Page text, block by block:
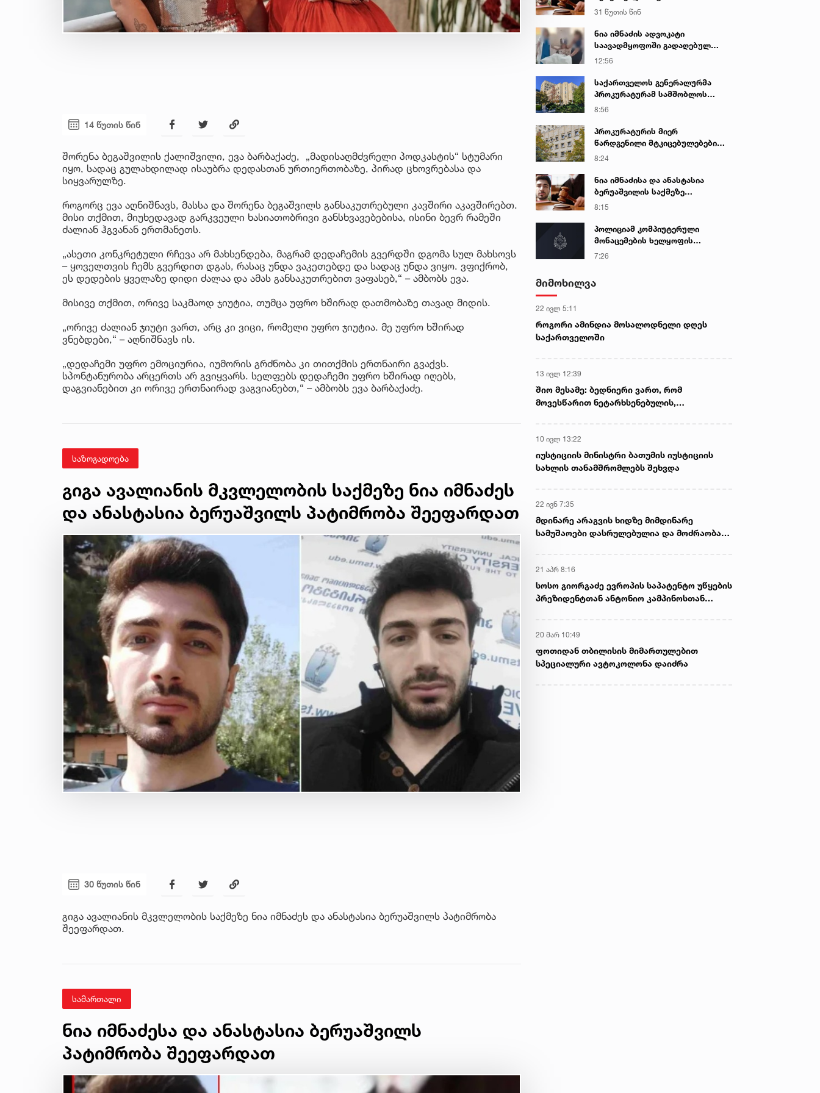
14 წუთის წინ
შორენა ბეგაშვილის ქალიშვილი, ევა ბარბაქაძე, „მადისაღმძვრელი პოდკასტის“ სტუმარი
იყო, სადაც გულახდილად ისაუბრა დედასთან ურთიერთობაზე, პირად ცხოვრებასა და
სიყვარულზე.
როგორც ევა აღნიშნავს, მასსა და შორენა ბეგაშვილს განსაკუთრებული კავშირი აკავშირებთ.
მისი თქმით, მიუხედავად გარკვეული ხასიათობრივი განსხვავებებისა, ისინი ბევრ რამეში
ძალიან ჰგვანან ერთმანეთს.
„ასეთი კონკრეტული რჩევა არ მახსენდება, მაგრამ დედაჩემის გვერდში დგომა სულ მახსოვს
– ყოველთვის ჩემს გვერდით დგას, რასაც უნდა ვაკეთებდე და სადაც უნდა ვიყო. ვფიქრობ,
ეს დედების ყველაზე დიდი ძალაა და ამას განსაკუთრებით ვაფასებ,“ – ამბობს ევა.
მისივე თქმით, ორივე საკმაოდ ჯიუტია, თუმცა უფრო ხშირად დათმობაზე თავად მიდის.
„ორივე ძალიან ჯიუტი ვართ, არც კი ვიცი, რომელი უფრო ჯიუტია. მე უფრო ხშირად
ვნებდები,“ – აღნიშნავს ის.
„დედაჩემი უფრო ემოციურია, იუმორის გრძნობა კი თითქმის ერთნაირი გვაქვს.
სპონტანურობა არცერთს არ გვიყვარს. სელფებს დედაჩემი უფრო ხშირად იღებს,
დაგვიანებით კი ორივე ერთნაირად ვაგვიანებთ,“ – ამბობს ევა ბარბაქაძე.
საზოგადოება
გიგა ავალიანის მკვლელობის საქმეზე ნია იმნაძეს
და ანასტასია ბერუაშვილს პატიმრობა შეეფარდათ
30 წუთის წინ
გიგა ავალიანის მკვლელობის საქმეზე ნია იმნაძეს და ანასტასია ბერუაშვილს პატიმრობა
შეეფარდათ.
სამართალი
ნია იმნაძესა და ანასტასია ბერუაშვილს
პატიმრობა შეეფარდათ
შეეფარდათ
31 წუთის წინ
ნია იმნაძის ადვოკატი
საავადმყოფოში გადაღებულ
კადრებს ავრცელებს
12:56
საქართველოს გენერალურმა
პროკურატურამ სამშობლოს
ღალატის და საბოტაჟის ფაქტზე
8:56
პროკურატურის მიერ
წარდგენილი მტკიცებულებების
საფუძველზე ნარკოტიკული
შენახვის და რეალიზაციის
ფაქტზე ბრალდებულს
თავისუფლების აღკვეთა მიუსაჯა
8:24
ნია იმნაძისა და ანასტასია
ბერუაშვილის საქმეზე
სასამართლო დღეს იმსჯელებს
8:15
პოლიციამ კომპიუტერული
მონაცემების ხელყოფის
ბრალდებით ერთი პირი დააკავა,
დაუსწრებლად დაიწყო
7:26
მიმოხილვა
22 ივლ 5:11
როგორი ამინდია მოსალოდნელი დღეს
საქართველოში
13 ივლ 12:39
შიო მესამე: ბედნიერი ვართ, რომ
მოვესწარით ნეტარხსენებულის,
10 ივლ 13:22
იუსტიციის მინისტრი ბათუმის იუსტიციის
სახლის თანამშრომლებს შეხვდა
22 ივნ 7:35
მდინარე არაგვის ხიდზე მიმდინარე
სამუშაოები დასრულებულია და მოძრაობა
21 აპრ 8:16
სოსო გიორგაძე ევროპის საპატენტო უწყების
პრეზიდენტთან ანტონიო კამპინოსთან
20 მარ 10:49
ფოთიდან თბილისის მიმართულებით
სპეციალური ავტოკოლონა დაიძრა